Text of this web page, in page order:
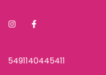
5491140445411